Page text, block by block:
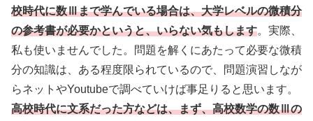
校時代に数Ⅲまで学んでいる場合は、大学レベルの微積分
の参考書が必要かというと、いらない気もします。実際、
私も使いませんでした。問題を解くにあたって必要な微積
分の知識は、ある程度限られているので、問題演習しなが
らネットやYoutubeで調べていけば事足りると思います。
高校時代に文系だった方などは、まず、高校数学の数Ⅲの